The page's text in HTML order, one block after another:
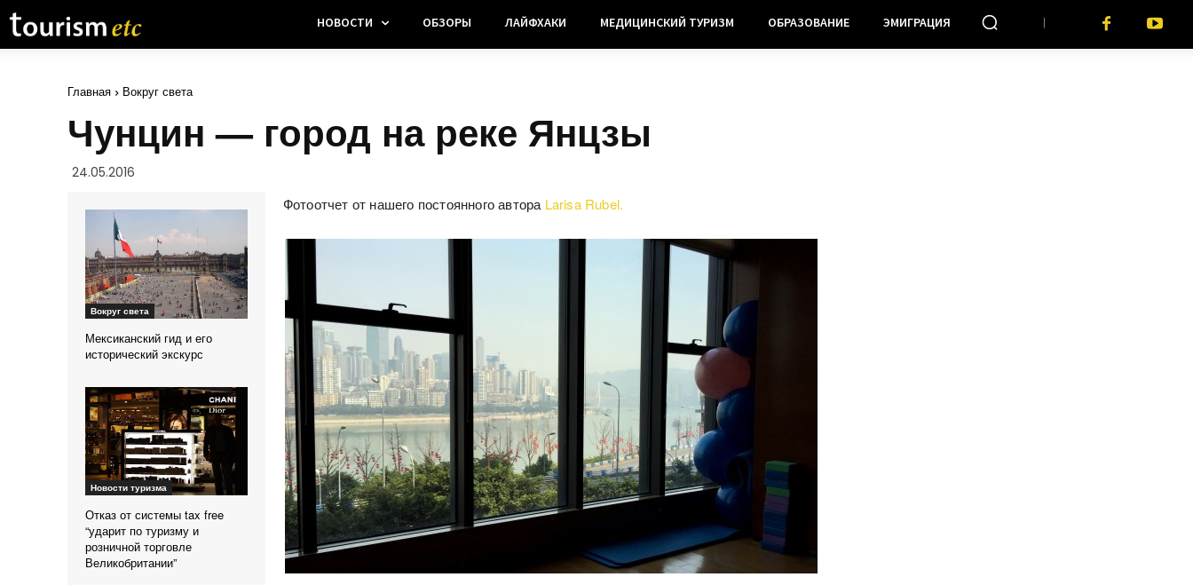
НОВОСТИ ОБЗОРЫ ЛАЙФХАКИ МЕДИЦИНСКИЙ ТУРИЗМ ОБРАЗОВАНИЕ ЭМИГРАЦИЯ
Главная Вокруг света
Чунцин — город на реке Янцзы
24.05.2016
Вокруг света
Мексиканский гид и его
исторический экскурс
Новости туризма
Отказ от системы tax free
“ударит по туризму и
розничной торговле
Великобритании”
Фотоотчет от нашего постоянного автора Larisa Rubel.